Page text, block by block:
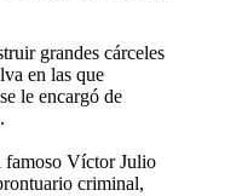
grandes cárceles
en las que
le encargó de
famoso Víctor Julio
criminal,